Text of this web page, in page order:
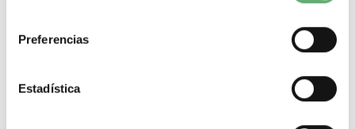
Preferencias
Estadística
8179 | 630 A | Prisma G | Prisma | Superficie | 27 | 10 |
verticales de 50mm
Tipo de
producto o componente
630 A